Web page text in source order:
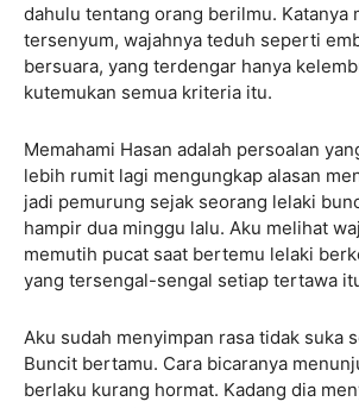
dahulu tentang orang berilmu. Katanya
tersenyum, wajahnya teduh seperti
bersuara, yang terdengar hanya
kutemukan semua kriteria itu.
Memahami Hasan adalah persoalan
lebih rumit lagi mengungkap alasan
jadi pemurung sejak seorang lelaki
hampir dua minggu lalu. Aku melihat
memutih pucat saat bertemu lelaki
yang tersengal-sengal setiap tertawa
Aku sudah menyimpan rasa tidak suka
Buncit bertamu. Cara bicaranya
berlaku kurang hormat. Kadang dia